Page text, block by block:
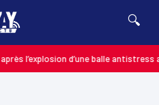
🔍
d’une balle antistress achetée